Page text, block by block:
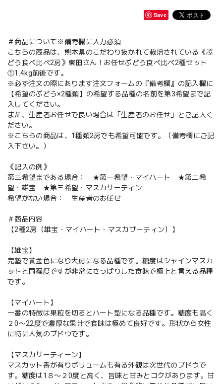
Save
＃商品について※備考欄に入力必須
こちらの商品は、熊本県のこだわり抜かれて栽培されている《ぶ
どう食べ比べ2房》東田さん！お任せぶどう食べ比べ2種セット
①1.4kg前後です。
※必ず注文の際にあります注文フォームの『備考欄』の記入欄に
【希望のぶどう×2種類】の希望する品種の名前を第3希望まで記
入してください。
また、生産者お任せで良い場合は「生産者のお任せ」とご記入く
ださい。
※こちらの商品は、1種類2房でも希望可能です。（備考欄にご記
入下さい。）
《記入の例》
第三希望まである場合： ★第一希望・マイハート ★第二希
望・雄宝 ★第三希望・マスカサーティン
希望がない場合： 生産者のお任せ
＃商品内容
【2種2房（雄宝・マイハート・マスカサーティン）】
【雄宝】
完塾で黃金色になり大房になる品種です。糖度はシャインマスカ
ットと同程度ですが非常にさっぱりした食味で極上と言える品種
です。
【マイハート】
一番の特徴は果粒を切るとハート型になる品種です。糖度も高く
２0〜22度で濃厚な果汁で食味は極めて良好です。形状から女性
に特に人気のブドウです。
【マスカサーティーン】
マスカット香が有りボリュームも有る外観は次世代のブドウで
す。糖度は1８〜２0度と高く、旨味と甘みとコクがあります。甘